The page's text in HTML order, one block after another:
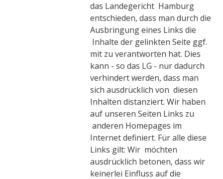
das Landegericht Hamburg
entschieden, dass man durch die
Ausbringung eines Links die
Inhalte der gelinkten Seite ggf.
mit zu verantworten hat. Dies
kann - so das LG - nur dadurch
verhindert werden, dass man
sich ausdrücklich von diesen
Inhalten distanziert. Wir haben
auf unseren Seiten Links zu
anderen Homepages im
Internet definiert. Für alle diese
Links gilt: Wir möchten
ausdrücklich betonen, dass wir
keinerlei Einfluss auf die